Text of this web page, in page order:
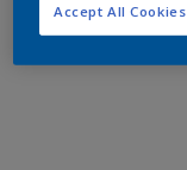
Accept All Cookies